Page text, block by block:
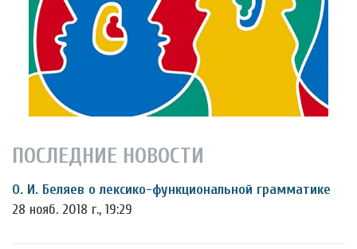
ПОСЛЕДНИЕ НОВОСТИ
О. И. Беляев о лексико-функциональной грамматике
28 нояб. 2018 г., 19:29